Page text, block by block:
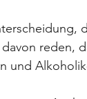
reden,
und